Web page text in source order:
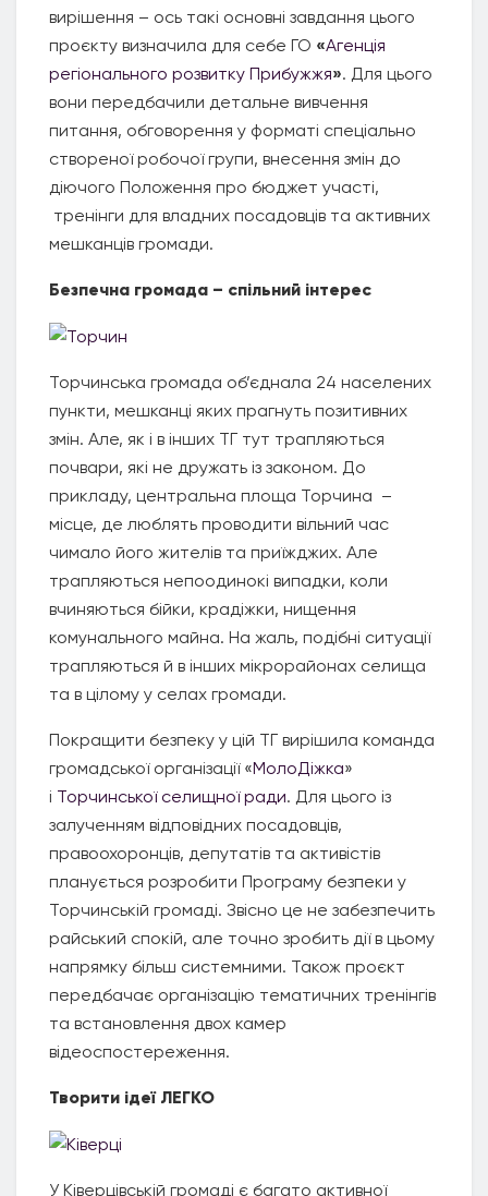
вирішення – ось такі основні завдання цього
проєкту визначила для себе ГО «Агенція
регіонального розвитку Прибужжя». Для цього
вони передбачили детальне вивчення
питання, обговорення у форматі спеціально
створеної робочої групи, внесення змін до
діючого Положення про бюджет участі,
тренінги для владних посадовців та активних
мешканців громади.
Безпечна громада – спільний інтерес
Торчинська громада об’єднала 24 населених
пункти, мешканці яких прагнуть позитивних
змін. Але, як і в інших ТГ тут трапляються
почвари, які не дружать із законом. До
прикладу, центральна площа Торчина –
місце, де люблять проводити вільний час
чимало його жителів та приїжджих. Але
трапляються непоодинокі випадки, коли
вчиняються бійки, крадіжки, нищення
комунального майна. На жаль, подібні ситуації
трапляються й в інших мікрорайонах селища
та в цілому у селах громади.
Покращити безпеку у цій ТГ вирішила команда
громадської організації «МолоДіжка»
і Торчинської селищної ради. Для цього із
залученням відповідних посадовців,
правоохоронців, депутатів та активістів
планується розробити Програму безпеки у
Торчинській громаді. Звісно це не забезпечить
райський спокій, але точно зробить дії в цьому
напрямку більш системними. Також проєкт
передбачає організацію тематичних тренінгів
та встановлення двох камер
відеоспостереження.
Творити ідеї ЛЕГКО
У Ківерцівській громаді є багато активної